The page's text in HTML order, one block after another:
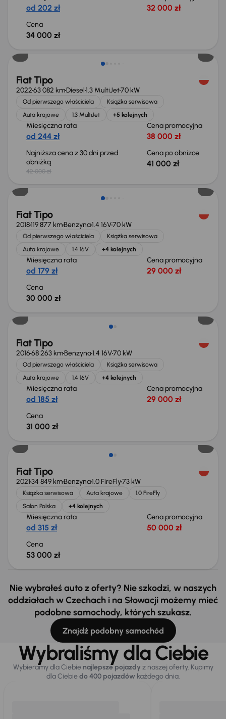
od 202 zł 32 000 zł
Cena
34 000 zł
Fiat Tipo
202263 082 kmDiesel1.3 MultiJet70 kW
Od pierwszego właściciela
Książka serwisowa
Auta krajowe
1.3 MultiJet +5 kolejnych
Miesięczna rata
od 244 zł
Cena promocyjna
38 000 zł
Najniższa cena z 30 dni przed
obniżką
42 000 zł
Cena po obniżce
41 000 zł
Fiat Tipo
2018119 877 kmBenzyna1.4 16V70 kW
Od pierwszego właściciela
Książka serwisowa
Auta krajowe
1.4 16V +4 kolejnych
Miesięczna rata
od 179 zł
Cena promocyjna
29 000 zł
Cena
30 000 zł
Fiat Tipo
201668 263 kmBenzyna1.4 16V70 kW
Od pierwszego właściciela
Książka serwisowa
Auta krajowe
1.4 16V +4 kolejnych
Miesięczna rata
od 185 zł
Cena promocyjna
29 000 zł
Cena
31 000 zł
Fiat Tipo
202134 849 kmBenzyna1.0 FireFly73 kW
Książka serwisowa Auta krajowe
1.0 FireFly
Salon Polska
+4 kolejnych
Miesięczna rata
od 315 zł
Cena promocyjna
50 000 zł
Cena
53 000 zł
Nie wybrałeś auto z oferty? Nie szkodzi, w naszych
oddziałach w Czechach i na Słowacji możemy mieć
podobne samochody, których szukasz.
Znajdź podobny samochód
Wybraliśmy dla Ciebie
Wybieramy dla Ciebie najlepsze pojazdy z naszej oferty. Kupimy
dla Ciebiedo 400 pojazdówkażdego dnia.